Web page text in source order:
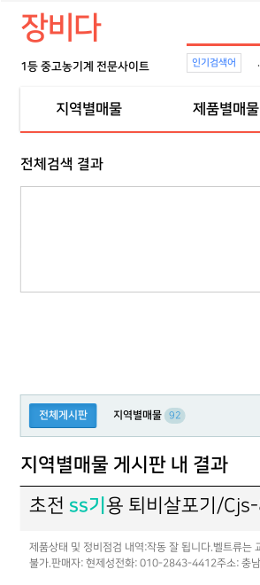
장비다
1등 중고농기계 전문사이트 인기검색어 .
지역별매물 제품별매물
전체검색 결과
전체게시판 지역별매물 92
지역별매물 게시판 내 결과
초전 ss기 용 퇴비살포기/
제품상태 및 정비점검 내역:작동 잘 됩니다.벨트류는
불가.판매자: 현제성전화: 010-2843-4412주소: 충